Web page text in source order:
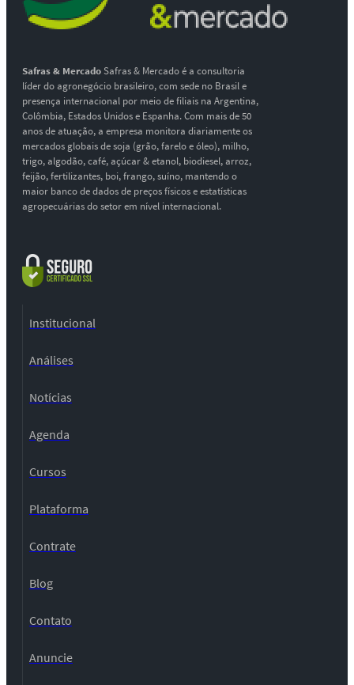
Safras & MercadoSafras & Mercado é a consultoria
líder do agronegócio brasileiro, com sede no Brasil e
presença internacional por meio de filiais na Argentina,
Colômbia, Estados Unidos e Espanha. Com mais de 50
anos de atuação, a empresa monitora diariamente os
mercados globais de soja (grão, farelo e óleo), milho,
trigo, algodão, café, açúcar & etanol, biodiesel, arroz,
feijão, fertilizantes, boi, frango, suíno, mantendo o
maior banco de dados de preços físicos e estatísticas
agropecuárias do setor em nível internacional.
Institucional
Análises
Notícias
Agenda
Cursos
Plataforma
Contrate
Blog
Contato
Anuncie